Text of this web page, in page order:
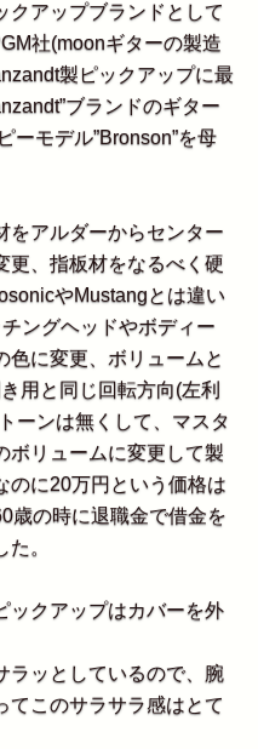
アップブランドとして
社(moonギターの製造
製ピックアップに最
ブランドのギター
ーモデル”Bronson”を母
アルダーからセンター
更、指板材をなるべく硬
やMustangとは違い
ングヘッドやボディー
色に変更、ボリュームと
用と同じ回転方向(左利
ーンは無くして、マスタ
ボリュームに変更して製
のに20万円という価格は
歳の時に退職金で借金を
。
クアップはカバーを外
ッとしているので、腕
てこのサラサラ感はとて